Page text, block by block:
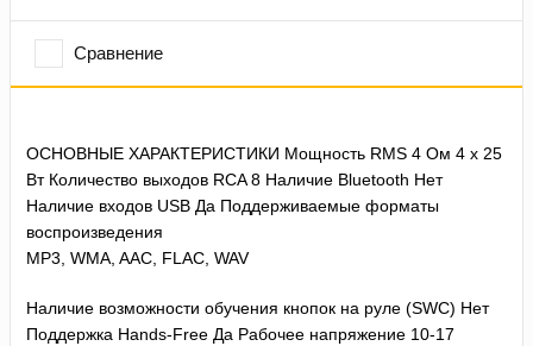
Сравнение
ОСНОВНЫЕ ХАРАКТЕРИСТИКИ Мощность RMS 4 Ом 4 x 25
Вт Количество выходов RCA 8 Наличие Bluetooth Нет
Наличие входов USB Да Поддерживаемые форматы
воспроизведения
MP3, WMA, AAC, FLAC, WAV
Наличие возможности обучения кнопок на руле (SWC) Нет
Поддержка Hands-Free Да Рабочее напряжение 10-17